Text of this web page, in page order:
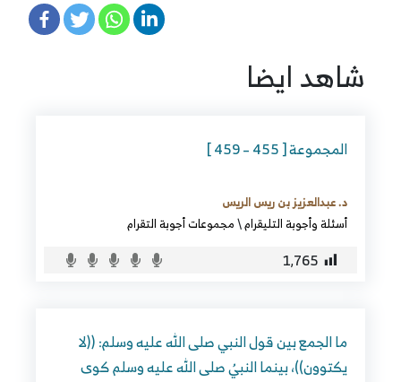
شاهد ايضا
المجموعة [ 455 – 459 ]
د. عبدالعزيز بن ريس الريس
أسئلة وأجوبة التليقرام\مجموعات أجوبة التقرام
1٬765
ما الجمع بين قول النبي صلى الله عليه وسلم: ((لا
يكتوون))، بينما النبيُ صلى الله عليه وسلم كوى